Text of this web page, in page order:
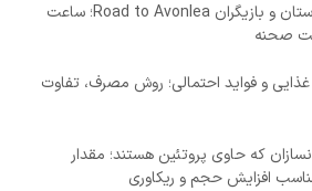
سریال قصه‌های جزیره؛ داستان و بازیگران Road to Avonlea؛ ساعت
صحنه
و فواید احتمالی؛ روش مصرف، تفاوت
که حاوی پروتئین هستند؛ مقدار
افزایش حجم و ریکاوری